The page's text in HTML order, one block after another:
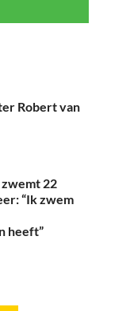
Robert van
22
“Ik zwem
heeft”